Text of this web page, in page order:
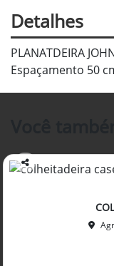
Detalhes
PLANATDEIRA
Espaçamento 50
Co